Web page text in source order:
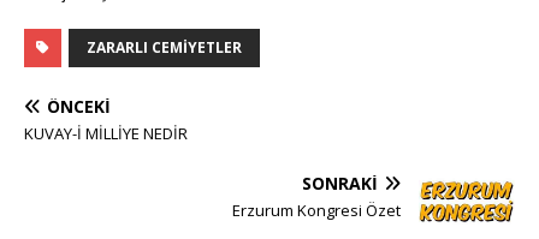
ZARARLI CEMIYETLER
ÖNCEKI
KUVAY-İ MİLLİYE NEDİR
SONRAKI
Erzurum Kongresi Özet